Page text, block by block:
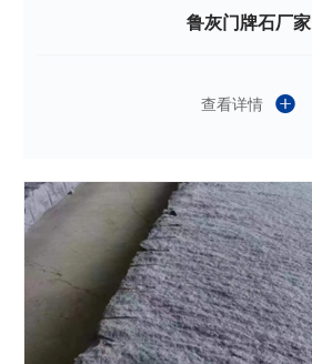
鲁灰门牌石厂家
查看详情